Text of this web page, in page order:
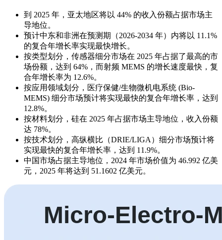
到 2025 年，亚太地区将以 44% 的收入份额占据市场主
导地位。
预计中东和非洲在预测期（2026-2034 年）内将以 11.1%
的复合年增长率实现最快增长。
按类型划分，传感器细分市场在 2025 年占据了最高的市
场份额，达到 64%，而射频 MEMS 的增长速度最快，复
合年增长率为 12.6%。
按应用领域划分，医疗保健/生物微机电系统 (Bio-
MEMS) 细分市场预计将实现最快的复合年增长率，达到
12.8%。
按材料划分，硅在 2025 年占据市场主导地位，收入份额
达 78%。
按技术划分，高纵横比（DRIE/LIGA）细分市场预计将
实现最快的复合年增长率，达到 11.9%。
中国市场占据主导地位，2024 年市场价值为 46.992 亿美
元，2025 年将达到 51.1602 亿美元。